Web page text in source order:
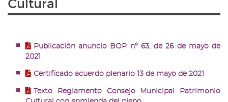
Cultural
Publicación anuncio BOP nº 63, de 26 de mayo de
2021
Certificado acuerdo plenario 13 de mayo de 2021
Texto Reglamento Consejo Municipal Patrimonio